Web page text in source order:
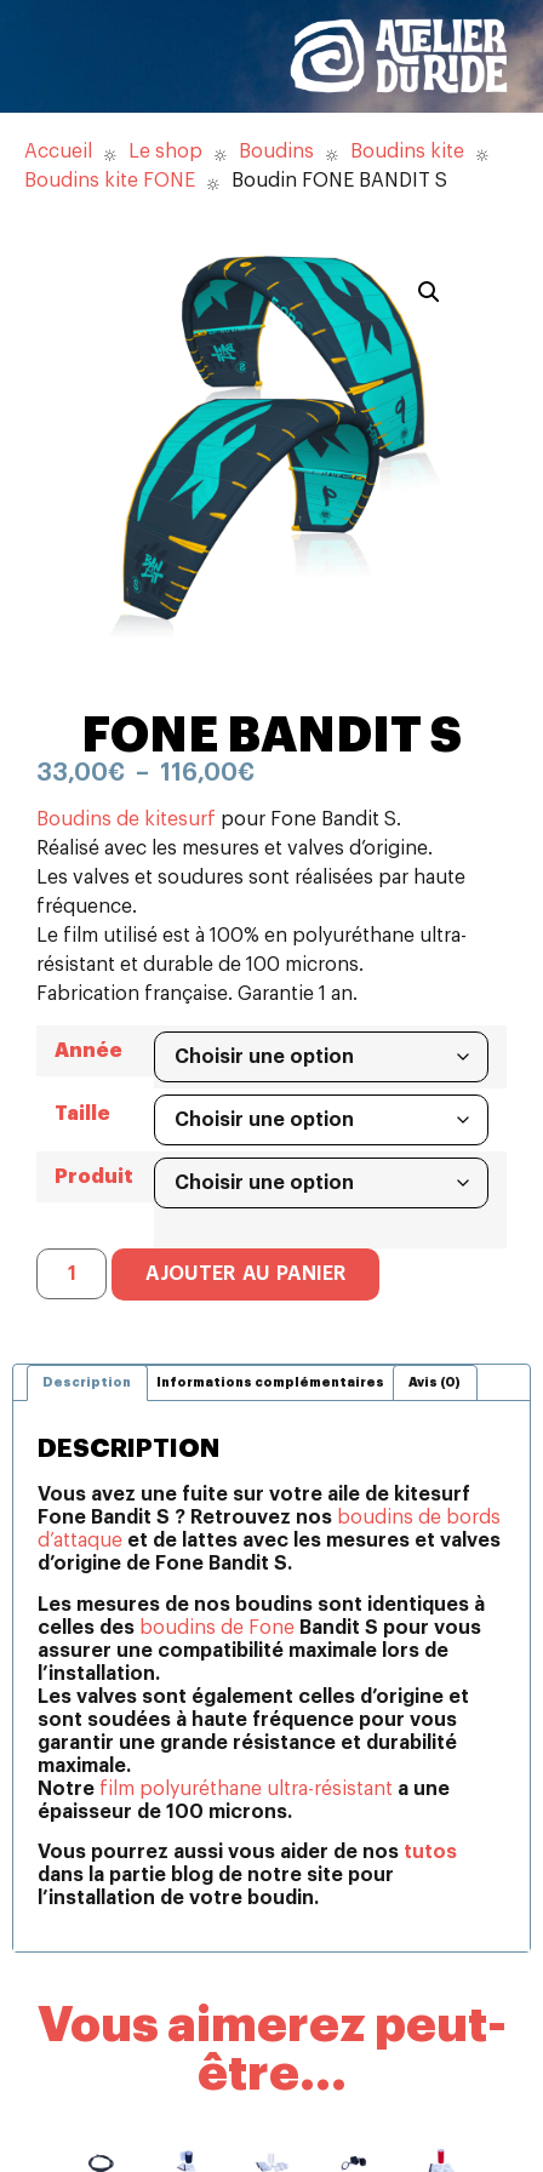
Accueil Le shop Boudins
Boudins kite
Boudins kite FONE
Boudin FONE BANDIT S
FONE BANDIT S
33,00€ – 116,00€
Boudins de kitesurf pour Fone Bandit S.
Réalisé avec les mesures et valves d’origine.
Les valves et soudures sont réalisées par haute
fréquence.
Le film utilisé est à 100% en polyuréthane ultra-
résistant et durable de 100 microns.
Fabrication française. Garantie 1 an.
Année
Taille
Produit
AJOUTER AU PANIER
Description Informations complémentaires Avis (0)
DESCRIPTION
Vous avez une fuite sur votre aile de kitesurf
Fone Bandit S ? Retrouvez nos boudins de bords
d’attaque et de lattes avec les mesures et valves
d’origine de Fone Bandit S.
Les mesures de nos boudins sont identiques à
celles des boudins de Fone Bandit S pour vous
assurer une compatibilité maximale lors de
l’installation.
Les valves sont également celles d’origine et
sont soudées à haute fréquence pour vous
garantir une grande résistance et durabilité
maximale.
Notre film polyuréthane ultra-résistant a une
épaisseur de 100 microns.
Vous pourrez aussi vous aider de nos tutos
dans la partie blog de notre site pour
l’installation de votre boudin.
Vous aimerez peut-
être...